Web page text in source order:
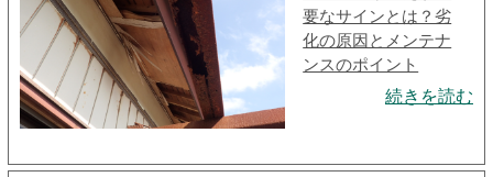
要なサインとは？劣
化の原因とメンテナ
ンスのポイント
続きを読む